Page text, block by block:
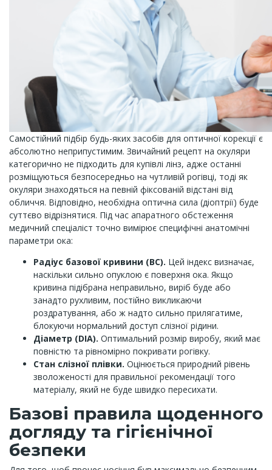
Самостійний підбір будь-яких засобів для оптичної корекції є
абсолютно неприпустимим. Звичайний рецепт на окуляри
категорично не підходить для купівлі лінз, адже останні
розміщуються безпосередньо на чутливій рогівці, тоді як
окуляри знаходяться на певній фіксованій відстані від
обличчя. Відповідно, необхідна оптична сила (діоптрії) буде
суттєво відрізнятися. Під час апаратного обстеження
медичний спеціаліст точно вимірює специфічні анатомічні
параметри ока:
Радіус базової кривини (BC). Цей індекс визначає,
наскільки сильно опуклою є поверхня ока. Якщо
кривина підібрана неправильно, виріб буде або
занадто рухливим, постійно викликаючи
роздратування, або ж надто сильно прилягатиме,
блокуючи нормальний доступ слізної рідини.
Діаметр (DIA). Оптимальний розмір виробу, який має
повністю та рівномірно покривати рогівку.
Стан слізної плівки. Оцінюється природний рівень
зволоженості для правильної рекомендації того
матеріалу, який не буде швидко пересихати.
Базові правила щоденного
догляду та гігієнічної
безпеки